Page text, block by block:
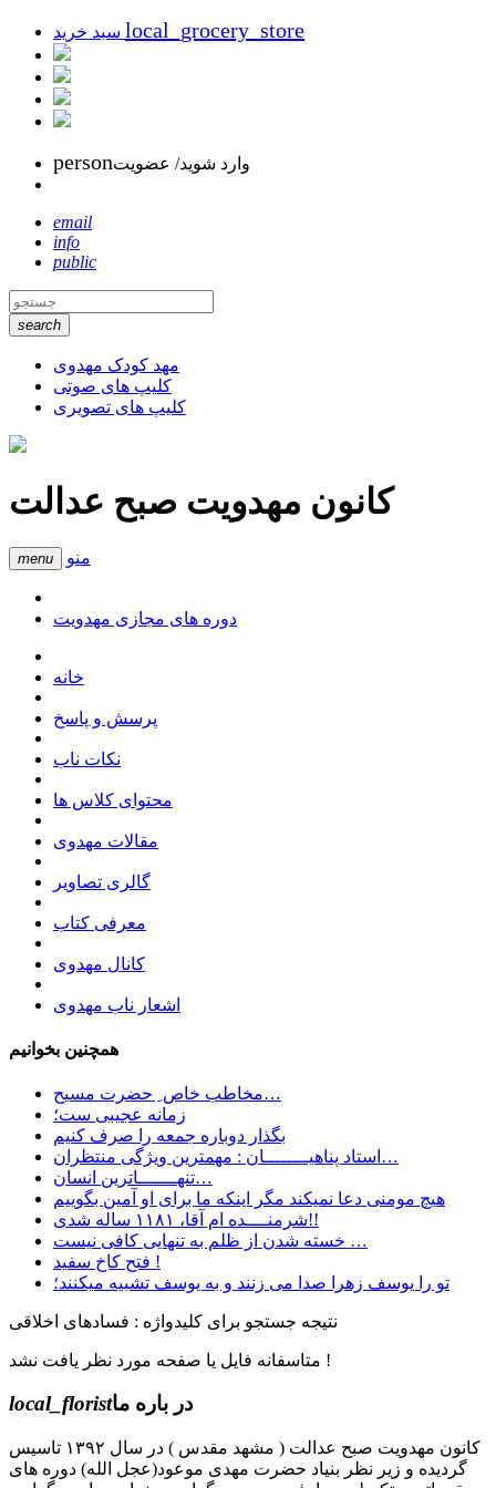
local_grocery_store
personوارد شوید/ عضویت
email
info
public
search
مهد کودک مهدوی
کلیپ های صوتی
کلیپ های تصویری
کانون مهدویت صبح عدالت
menu منو
دوره های مجازی مهدویت
خانه
پرسش و پاسخ
نکات ناب
محتوای کلاس ها
مقالات مهدوی
گالری تصاویر
معرفی کتاب
کانال مهدوی
اشعار ناب مهدوی
همچنین بخوانیم
مخاطب خاص ِ حضرت مسیح…
زمانه عجیبی ست؛
بگذار دوباره جمعه را صرف کنیم
استاد پناهیــــــــان : مهمترین ویژگی منتظران…
تنهـــــــاترین انسان…
هیچ مومنی دعا نمیکند مگر اینکه ما برای او آمین بگوییم
شرمنــــده ام آقا، ۱۱۸۱ ساله شدی!!
خسته شدن از ظلم به تنهایی کافی نیست …
فتح کاخ سفید !
تو را یوسف زهرا صدا می زنند و به یوسف تشبیه میکنند؛
نتیجه جستجو برای کلیدواژه : فسادهای اخلاقی
متاسفانه فایل یا صفحه مورد نظر یافت نشد !
local_floristدر باره ما
کانون مهدویت صبح عدالت ( مشهد مقدس ) در سال ۱۳۹۲ تاسیس
گردیده و زیر نظر بنیاد حضرت مهدی موعود(عجل الله) دوره های